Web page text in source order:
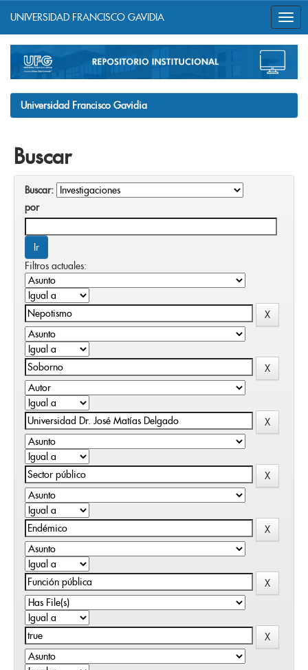
navigation
UNIVERSIDAD FRANCISCO GAVIDIA
Universidad Francisco Gavidia
Buscar
Buscar:
por
Filtros actuales: